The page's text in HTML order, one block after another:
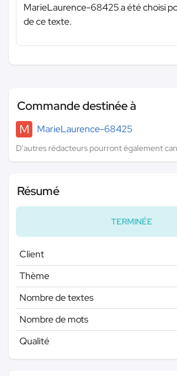
MarieLaurence-68425 a été choisi
de ce texte.
Commande destinée à
M
MarieLaurence-68425
D'autres rédacteurs pourront également
Résumé
TERMINÉE
Client
Thème
Nombre de textes
Nombre de mots
Qualité